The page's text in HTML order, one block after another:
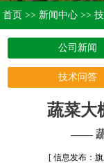
首页 >> 新闻中心 >>
公司新闻
技术问答
蔬菜大
—— 蔬
[ 信息发布：